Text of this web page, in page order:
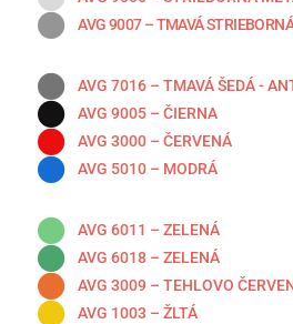
AVG 9007 – TMAVÁ
AVG 7016 – TMAVÁ ŠEDÁ -
AVG 9005 – ČIERNA
AVG 3000 – ČERVENÁ
AVG 5010 – MODRÁ
AVG 6011 – ZELENÁ
AVG 6018 – ZELENÁ
AVG 3009 – TEHLOVO
AVG 1003 – ŽLTÁ